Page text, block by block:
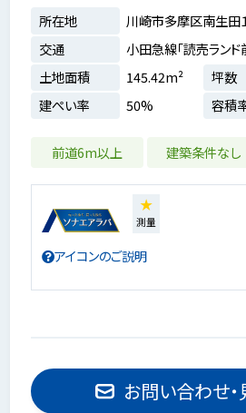
所在地
川崎市多摩区南生田
交通
小田急線「読売ラン
土地面積
145.42m² 坪数
建ぺい率
50% 容積
前道6m以上 建築条件なし
★
測量
アイコンのご説明
お問い合わせ